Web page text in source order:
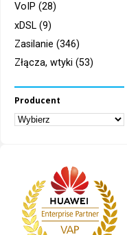
VoIP (28)
xDSL (9)
Zasilanie (346)
Złącza, wtyki (53)
Producent